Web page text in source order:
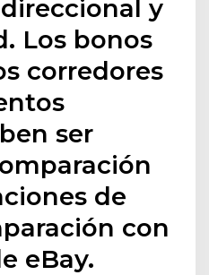
y
Los bonos
corredores
ser
de
con
eBay.